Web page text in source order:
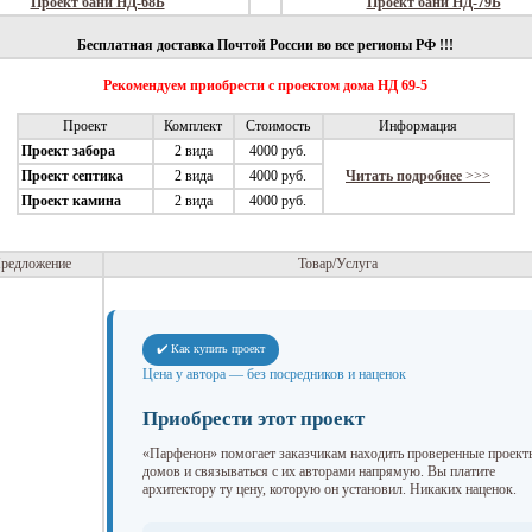
Бесплатная доставка Почтой России во все регионы РФ !!!
Рекомендуем приобрести с проектом дома НД 69-5
Проект Комплект Стоимость
Информация
Проект забора
2 вида
4000 руб.
Читать подробнее >>>
Проект септика 2 вида
4000 руб.
Проект камина
2 вида 4000 руб.
Товар/Услуга
✔️ Как купить проект
Цена у автора — без посредников и наценок
Приобрести этот проект
«Парфенон» помогает заказчикам находить проверенные
домов и связываться с их авторами напрямую. Вы платите
архитектору ту цену, которую он установил. Никаких наценок.